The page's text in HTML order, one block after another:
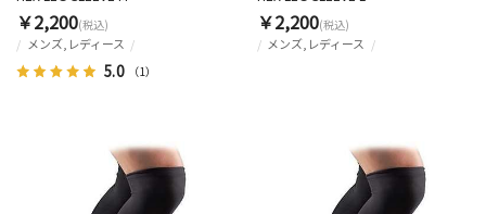
メンズ,レディース
5.0 （1）
￥2,200(税込)
メンズ,レディース
￥2,200(税込)